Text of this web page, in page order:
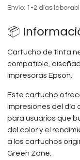
Envío: 1-2 días
📦
Cartucho de tinta
compatible,
impresoras Epson.
Este cartucho
impresiones del día
para usuarios que
del color y el
a los cartuchos
Green Zone.